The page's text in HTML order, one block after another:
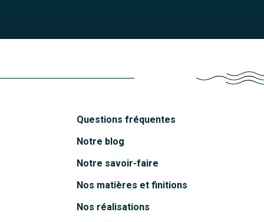
Questions fréquentes
Notre blog
Notre savoir-faire
Nos matières et finitions
Nos réalisations